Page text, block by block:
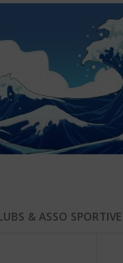
& ASSO SPORTIVE